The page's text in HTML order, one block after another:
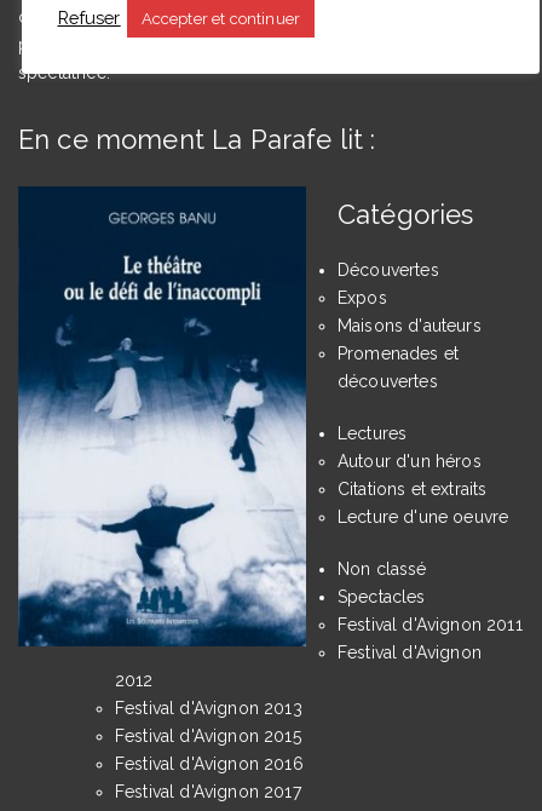
comité du Syndicat de la critique. Ce blog, créé en 2009, a
pour but de partager des expériences de lectrice et de
spectatrice.
En ce moment La Parafe lit :
Catégories
Découvertes
Expos
Maisons d'auteurs
Promenades et
découvertes
Lectures
Autour d'un héros
Citations et extraits
Lecture d'une oeuvre
Non classé
Spectacles
Festival d'Avignon 2011
Festival d'Avignon
2012
Festival d'Avignon 2013
Festival d'Avignon 2015
Festival d'Avignon 2016
Festival d'Avignon 2017
Refuser Accepter et continuer